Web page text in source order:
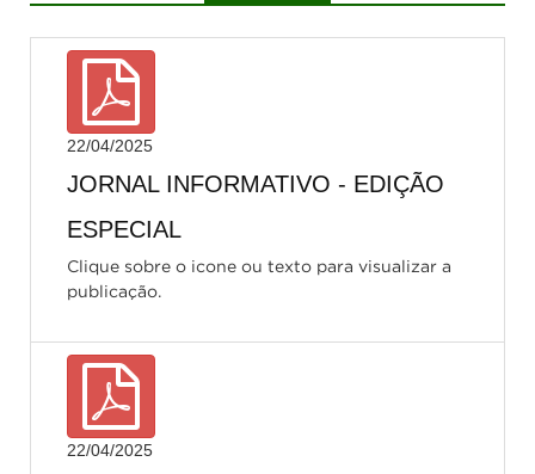
22/04/2025
JORNAL INFORMATIVO - EDIÇÃO
ESPECIAL
Clique sobre o icone ou texto para visualizar a
publicação.
22/04/2025